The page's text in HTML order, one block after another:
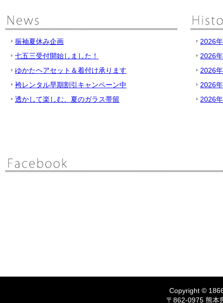
振袖夏休み企画
七五三受付開始しました！
ゆかたヘアセット＆着付け承ります
袴レンタル早期割引キャンペーン中
透かして楽しむ、夏のガラス帯留
2026
2026
2026
2026
2026
Copyright ©
〒862-0975 熊本